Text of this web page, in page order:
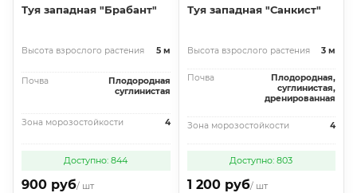
Туя западная "Брабант"
Высота взрослого растения 5 м
Почва
Плодородная
суглинистая
Зона морозостойкости 4
Доступно: 844
900 руб/ шт
Туя западная "Санкист"
Высота взрослого растения 3 м
Почва
Плодородная,
суглинистая,
дренированная
Зона морозостойкости 4
Доступно: 803
1 200 руб/ шт